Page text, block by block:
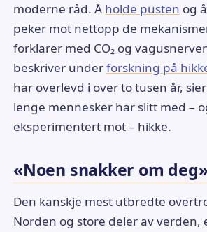
moderne råd. Å holde pusten og
peker mot nettopp de
forklarer med CO₂ og
beskriver underforskning på
har overlevd i over to tusen år,
lenge mennesker har slitt med –
eksperimentert mot – hikke.
«Noen snakker om
Den kanskje mest utbredte
Norden og store deler av verden,